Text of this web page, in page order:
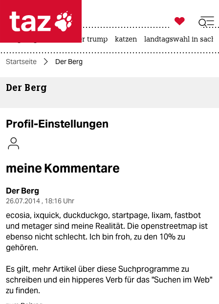
 taz zahl ich
themen
kultur
sport
berlin
nord
wahrheit
verlag

taz zahl ich
usa unter trump katzen landtagswahl in
Startseite Der Berg
Der Berg
Profil-Einstellungen
meine Kommentare
Der Berg
26.07.2014 , 18:16 Uhr
ecosia, ixquick, duckduckgo, startpage, lixam, fastbot
und metager sind meine Realität. Die openstreetmap ist
ebenso nicht schlecht. Ich bin froh, zu den 10% zu
gehören.
Es gilt, mehr Artikel über diese Suchprogramme zu
schreiben und ein hipperes Verb für das "Suchen im Web"
zu finden.